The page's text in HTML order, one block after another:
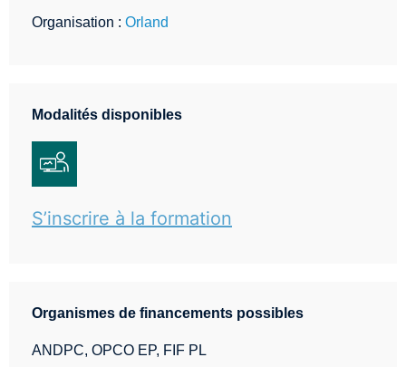
Organisation : Orland
Modalités disponibles
S’inscrire à la formation
Organismes de financements possibles
ANDPC, OPCO EP, FIF PL